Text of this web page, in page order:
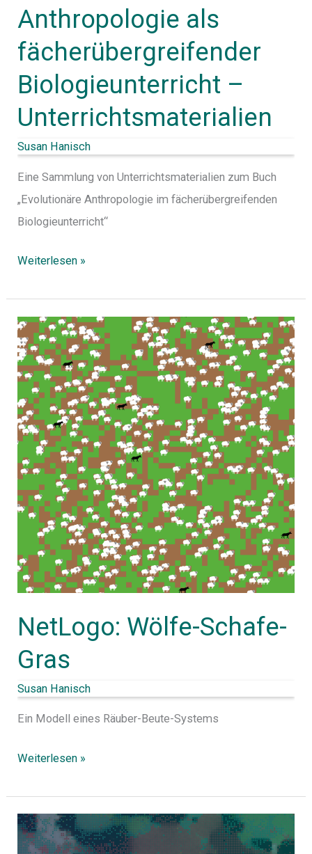
Anthropologie als
fächerübergreifender
Biologieunterricht –
Unterrichtsmaterialien
Susan Hanisch
Eine Sammlung von Unterrichtsmaterialien zum Buch
„Evolutionäre Anthropologie im fächerübergreifenden
Biologieunterricht“
Weiterlesen »
NetLogo: Wölfe-Schafe-
Gras
Susan Hanisch
Ein Modell eines Räuber-Beute-Systems
NetLogo:
Wölfe-
Schafe-
Gras
Weiterlesen »
Selbstlern-
Modul: